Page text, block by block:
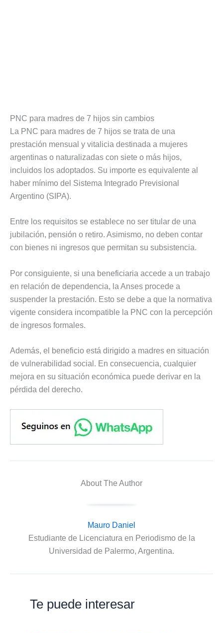
PNC para madres de 7 hijos sin cambios
La PNC para madres de 7 hijos se trata de una
prestación mensual y vitalicia destinada a mujeres
argentinas o naturalizadas con siete o más hijos,
incluidos los adoptados. Su importe es equivalente al
haber mínimo del Sistema Integrado Previsional
Argentino (SIPA).
Entre los requisitos se establece no ser titular de una
jubilación, pensión o retiro. Asimismo, no deben contar
con bienes ni ingresos que permitan su subsistencia.
Por consiguiente, si una beneficiaria accede a un trabajo
en relación de dependencia, la Anses procede a
suspender la prestación. Esto se debe a que la normativa
vigente considera incompatible la PNC con la percepción
de ingresos formales.
Además, el beneficio está dirigido a madres en situación
de vulnerabilidad social. En consecuencia, cualquier
mejora en su situación económica puede derivar en la
pérdida del derecho.
About The Author
Mauro Daniel
Estudiante de Licenciatura en Periodismo de la
Universidad de Palermo, Argentina.
Te puede interesar